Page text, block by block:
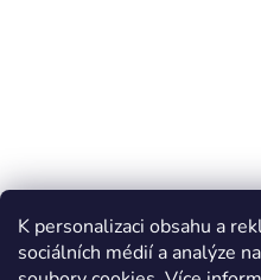
K personalizaci obsahu a
sociálních médií a analýze